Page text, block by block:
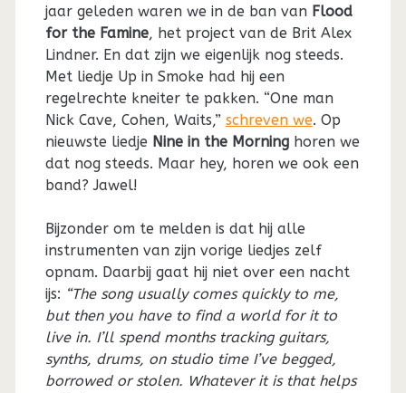
jaar geleden waren we in de ban van Flood
for the Famine, het project van de Brit Alex
Lindner. En dat zijn we eigenlijk nog steeds.
Met liedje Up in Smoke had hij een
regelrechte kneiter te pakken. “One man
Nick Cave, Cohen, Waits,” schreven we. Op
nieuwste liedje Nine in the Morninghoren we
dat nog steeds. Maar hey, horen we ook een
band? Jawel!
Bijzonder om te melden is dat hij alle
instrumenten van zijn vorige liedjes zelf
opnam. Daarbij gaat hij niet over een nacht
ijs: “The song usually comes quickly to me,
but then you have to find a world for it to
live in. I’ll spend months tracking guitars,
synths, drums, on studio time I’ve begged,
borrowed or stolen. Whatever it is that helps